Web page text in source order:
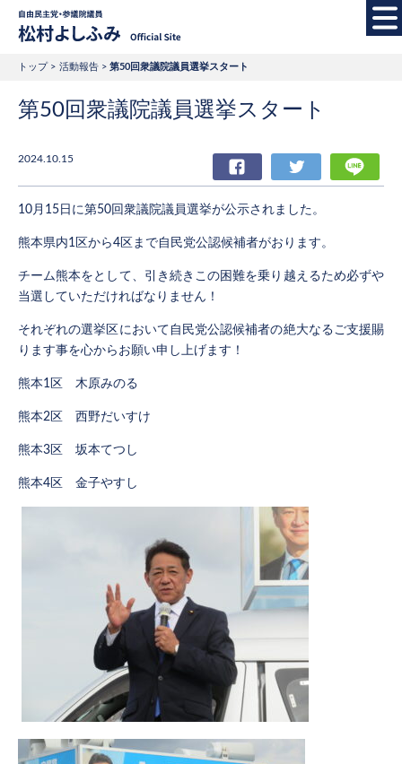
自由民主党・参議
トップ 活動報告 第50回衆議院議員選挙スタート
第50回衆議院議員選挙スタート
2024.10.15 Facebook Twitter
10月15日に第50回衆議院議員選挙が公示されました。
熊本県内1区から4区まで自民党公認候補者がおります。
チーム熊本をとして、引き続きこの困難を乗り越えるため必ずや
当選していただければなりません！
それぞれの選挙区において自民党公認候補者の絶大なるご支援賜
ります事を心からお願い申し上げます！
熊本1区 木原みのる
熊本2区 西野だいすけ
熊本3区 坂本てつし
熊本4区 金子やすし